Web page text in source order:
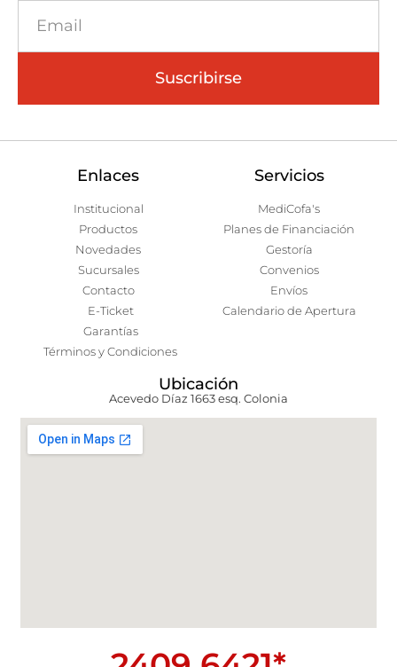
Suscribirse
Enlaces
Institucional
Productos
Novedades
Sucursales
Contacto
E-Ticket
Garantías
Términos y Condiciones
Servicios
MediCofa's
Planes de Financiación
Gestoría
Convenios
Envíos
Calendario de Apertura
Ubicación
Acevedo Díaz 1663 esq. Colonia